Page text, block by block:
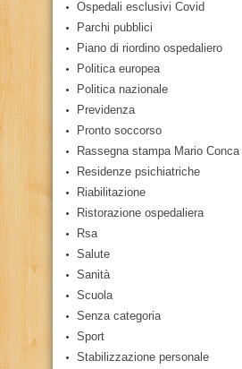
Ospedali esclusivi Covid
Parchi pubblici
Piano di riordino ospedaliero
Politica europea
Politica nazionale
Previdenza
Pronto soccorso
Rassegna stampa Mario Conca
Residenze psichiatriche
Riabilitazione
Ristorazione ospedaliera
Rsa
Salute
Sanità
Scuola
Senza categoria
Sport
Stabilizzazione personale